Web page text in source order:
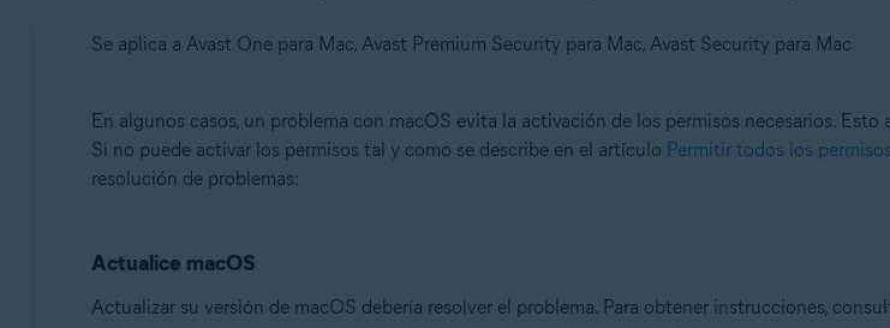
Se aplica a Avast One para Mac, Avast Premium Security para Mac, Avast Security para Mac
Productos:
Avast One 24.x para Mac
En algunos casos, un problema con macOS evita la activación de los permisos necesarios.
Si no puede activar los permisos tal y como se describe en el artículo Permitir todos los
resolución de problemas:
Actualice macOS
Actualizar su versión de macOS debería resolver el problema. Para obtener instrucciones,